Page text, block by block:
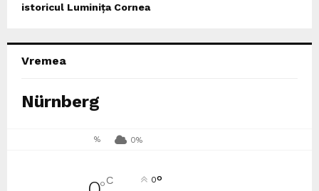
istoricul Luminița Cornea
Vremea
Nürnberg
% 0%
°C 0°